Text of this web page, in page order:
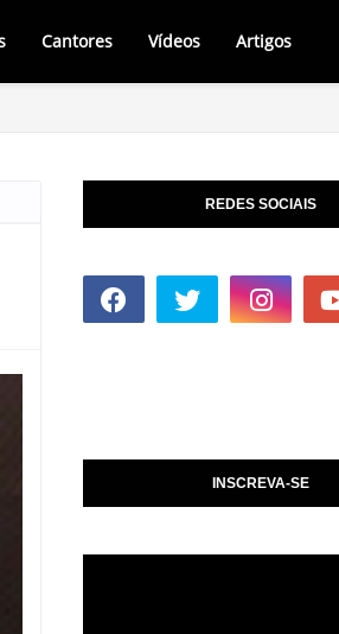
Cantores Vídeos Artigos
REDES SOCIAIS
INSCREVA-SE